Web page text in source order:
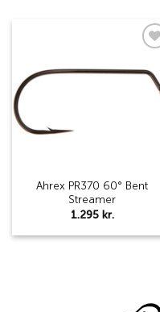
wishlist
Ahrex PR370 60° Bent
Streamer
1.295 kr.